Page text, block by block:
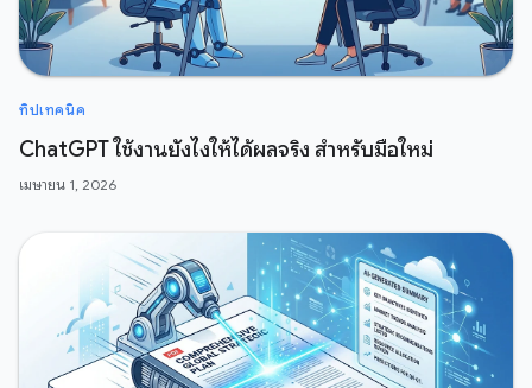
ทิปเทคนิค
ChatGPT ใช้งานยังไงให้ได้ผลจริง สำหรับมือใหม่
เมษายน 1, 2026